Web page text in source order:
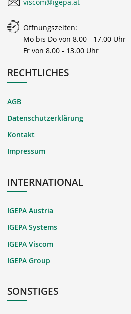
Öffnungszeiten:
Mo bis Do von 8.00 - 17.00 Uhr
Fr von 8.00 - 13.00 Uhr
RECHTLICHES
AGB
Datenschutzerklärung
Kontakt
Impressum
INTERNATIONAL
IGEPA Austria
IGEPA Systems
IGEPA Viscom
IGEPA Group
SONSTIGES